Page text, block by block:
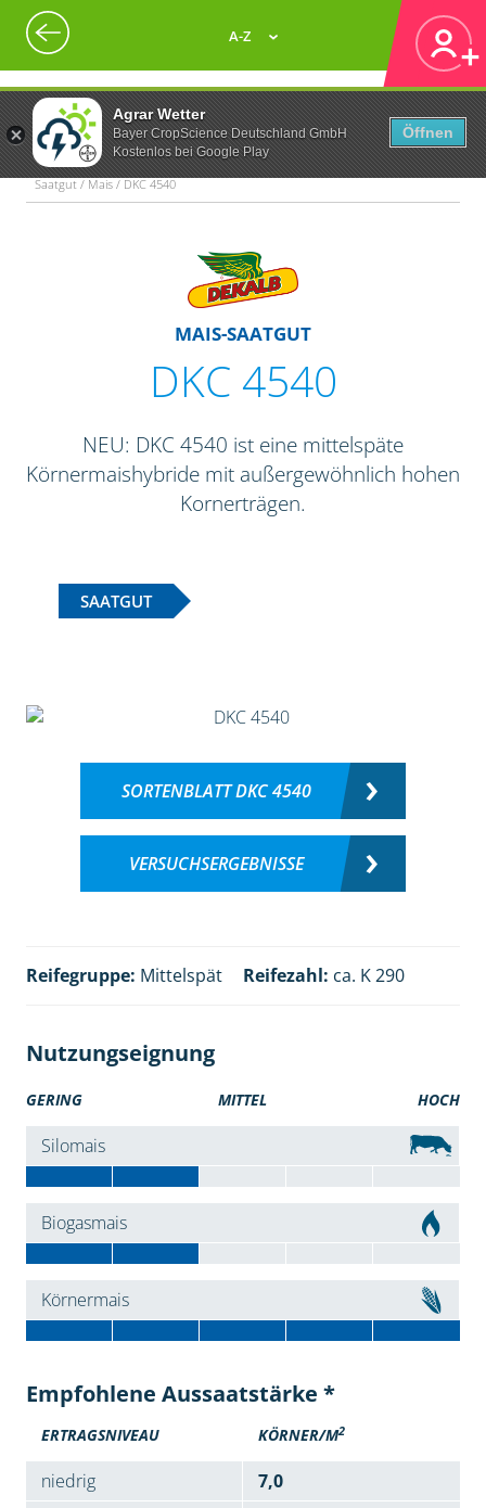
Agrar Wetter
Bayer CropScience Deutschland GmbH
Kostenlos bei Google Play
Öffnen
A-Z
Saatgut / Mais / DKC 4540
MAIS-SAATGUT
DKC 4540
NEU: DKC 4540 ist eine mittelspäte
Körnermaishybride mit außergewöhnlich hohen
Kornerträgen.
SAATGUT
SORTENBLATT DKC 4540
VERSUCHSERGEBNISSE
Reifegruppe: Mittelspät Reifezahl: ca. K 290
Nutzungseignung
GERING MITTEL HOCH
Silomais
Biogasmais
Körnermais
Empfohlene Aussaatstärke *
ERTRAGSNIVEAU KÖRNER/M2
niedrig
7,0